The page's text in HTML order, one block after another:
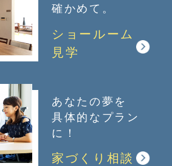
確かめて。
ショールーム
見学
あなたの夢を
具体的なプラン
に！
家づくり相談